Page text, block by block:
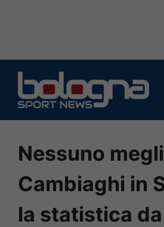
contenuto
Nessuno
Cambiaghi in
la statistica